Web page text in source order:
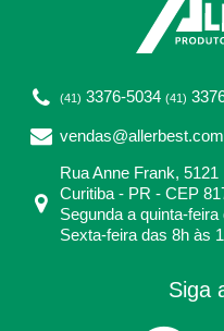
(41) 3376-5034 (41)
Rua Anne Frank, 5121
Curitiba - PR - CEP
Segunda a quinta-
Sexta-feira das 8h às
Siga